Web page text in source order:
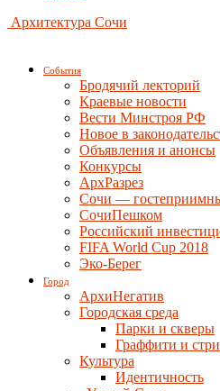
Архитектура Сочи
События
Бродячий лекторий
Краевые новости
Вести Минстроя РФ
Новое в
Объявления и анонсы
Конкурсы
АрхРазрез
Сочи —
СочиПешком
Российский
FIFA World Cup 2018
Эко-Берег
Город
АрхиНегатив
Городская среда
Парки и скверы
Граффити и
Культура
Идентичность